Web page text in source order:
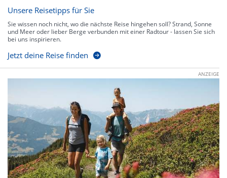
Unsere Reisetipps für Sie
Sie wissen noch nicht, wo die nächste Reise hingehen soll? Strand, Sonne
und Meer oder lieber Berge verbunden mit einer Radtour - lassen Sie sich
bei uns inspirieren.
Jetzt deine Reise finden
ANZEIGE